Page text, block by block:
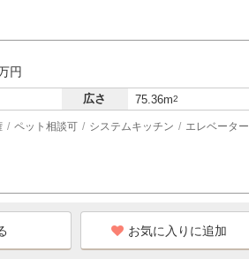
円
広さ 75.36m2
ペット相談可 システムキッチン エレベーター
お気に入りに追加